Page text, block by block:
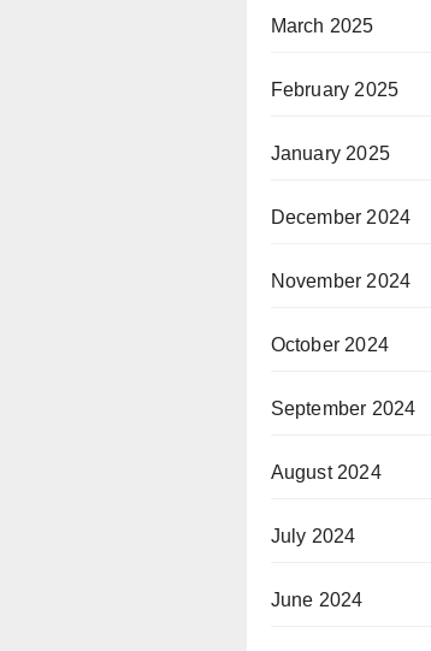
March 2025
February 2025
January 2025
December 2024
November 2024
October 2024
September 2024
August 2024
July 2024
June 2024